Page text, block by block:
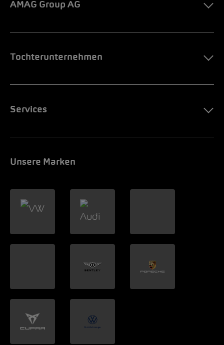
AMAG Group AG
Tochterunternehmen
Services
Unsere Marken